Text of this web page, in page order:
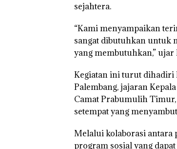
sejahtera.
“Kami menyampaikan
sangat dibutuhkan untuk
yang membutuhkan,” ujar
Kegiatan ini turut dihadiri
Palembang, jajaran
Camat Prabumulih
setempat yang
Melalui kolaborasi antara
program sosial yang